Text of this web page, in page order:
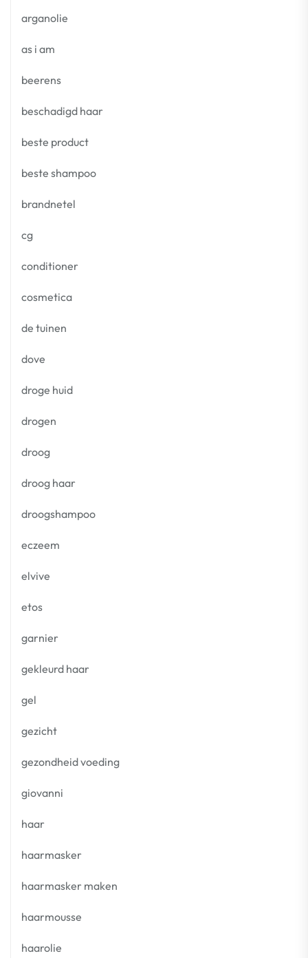
arganolie
as i am
beerens
beschadigd haar
beste product
beste shampoo
brandnetel
cg
conditioner
cosmetica
de tuinen
dove
droge huid
drogen
droog
droog haar
droogshampoo
eczeem
elvive
etos
garnier
gekleurd haar
gel
gezicht
gezondheid voeding
giovanni
haar
haarmasker
haarmasker maken
haarmousse
haarolie